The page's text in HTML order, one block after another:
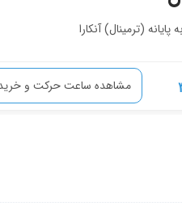
(ترمینال) آنکارا
مشاهده ساعت حرکت و